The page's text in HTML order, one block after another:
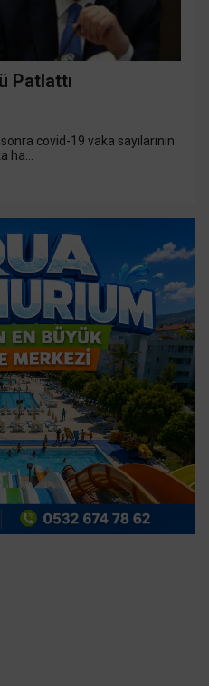
Patlattı
covid-19 vaka sayılarının
ha...